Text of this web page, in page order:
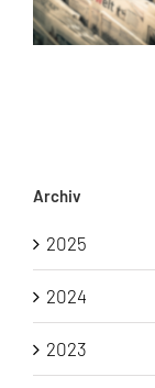
Archiv
2025
2024
2023